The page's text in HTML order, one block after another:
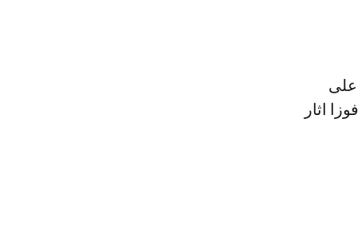
على
فيلا فوزا اثار